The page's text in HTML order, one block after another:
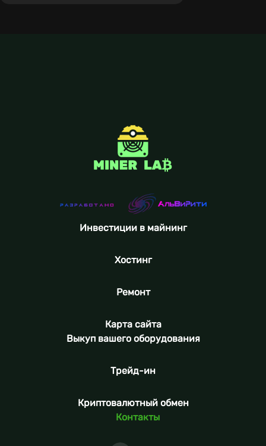
Инвестиции в майнинг
Хостинг
Ремонт
Карта сайта
Выкуп вашего оборудования
Трейд-ин
Криптовалютный обмен
Контакты